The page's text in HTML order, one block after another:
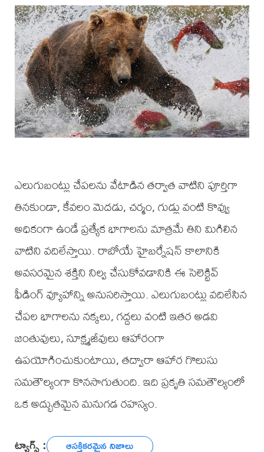
ఎలుగుబంట్లు చేపలను వేటాడిన తర్వాత వాటిని పూర్తిగా
తినకుండా, కేవలం మెదడు, చర్మం, గుడ్లు వంటి కొవ్వు
అధికంగా ఉండే ప్రత్యేక భాగాలను మాత్రమే తిని మిగిలిన
వాటిని వదిలేస్తాయి. రాబోయే హైబర్నేషన్ కాలానికి
అవసరమైన శక్తిని నిల్వ చేసుకోవడానికి ఈ సెలెక్టివ్
ఫీడింగ్ వ్యూహాన్ని అనుసరిస్తాయి. ఎలుగుబంట్లు వదిలేసిన
చేపల భాగాలను నక్కలు, గద్దలు వంటి ఇతర అడవి
జంతువులు, సూక్ష్మజీవులు ఆహారంగా
ఉపయోగించుకుంటాయి, తద్వారా ఆహార గొలుసు
సమతౌల్యంగా కొనసాగుతుంది. ఇది ప్రకృతి సమతౌల్యంలో
ఒక అద్భుతమైన మనుగడ రహస్యం.
ట్యాగ్స్ : ఆసక్తికరమైన నిజాలు